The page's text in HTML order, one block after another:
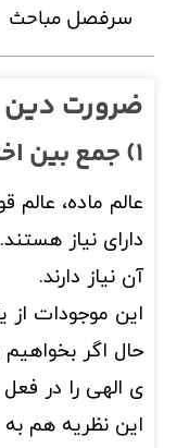
سرفصل مباحث
ضرورت دین
1) جمع بین اختیار انسان و افاضۀ الهی
عالم ماده،
دارای نیاز
آن نیاز دارند.
این موجودات از
حال اگر
ی الهی را در
این نظریه هم